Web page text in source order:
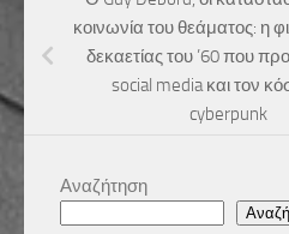
κοινωνία του θεάματος: η
δεκαετίας του ’60 που
social media και τον
cyberpunk
Αναζήτηση